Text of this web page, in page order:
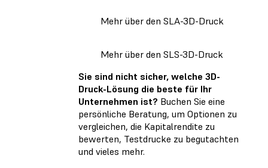
Mehr über den SLA-3D-Druck
Mehr über den SLS-3D-Druck
Sie sind nicht sicher, welche 3D-
Druck-Lösung die beste für Ihr
Unternehmen ist? Buchen Sie eine
persönliche Beratung, um Optionen zu
vergleichen, die Kapitalrendite zu
bewerten, Testdrucke zu begutachten
und vieles mehr.